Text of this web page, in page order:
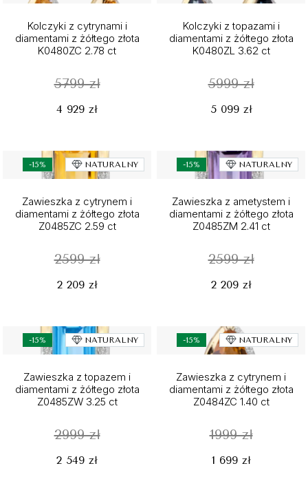
Kolczyki z cytrynami i
diamentami z żółtego złota
K0480ZC 2.78 ct
5799 zł
4 929 zł
Kolczyki z topazami i
diamentami z żółtego złota
K0480ZL 3.62 ct
5999 zł
5 099 zł
-15% NATURALNY
Zawieszka z cytrynem i
diamentami z żółtego złota
Z0485ZC 2.59 ct
2599 zł
2 209 zł
-15% NATURALNY
Zawieszka z ametystem i
diamentami z żółtego złota
Z0485ZM 2.41 ct
2599 zł
2 209 zł
-15% NATURALNY
Zawieszka z topazem i
diamentami z żółtego złota
Z0485ZW 3.25 ct
2999 zł
2 549 zł
-15% NATURALNY
Zawieszka z cytrynem i
diamentami z żółtego złota
Z0484ZC 1.40 ct
1999 zł
1 699 zł